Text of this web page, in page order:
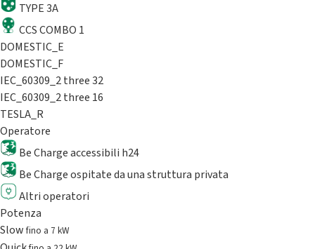
TYPE 3A
CCS COMBO 1
DOMESTIC_E
DOMESTIC_F
IEC_60309_2 three 32
IEC_60309_2 three 16
TESLA_R
Operatore
Be Charge accessibili h24
Be Charge ospitate da una struttura privata
Altri operatori
Potenza
Slowfino a 7 kW